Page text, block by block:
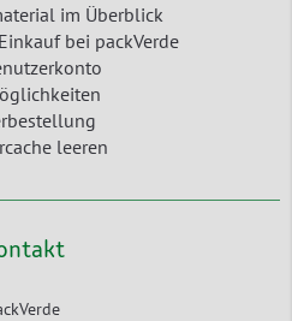
im Überblick
bei packVerde
leeren